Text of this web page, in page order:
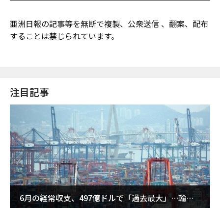
亜洲日報の記事等を無断で複製、公衆送信 、翻案、配布
することは禁じられています。
注目記事
6月の経常収支、497億ドルで「過去最大」…輸出